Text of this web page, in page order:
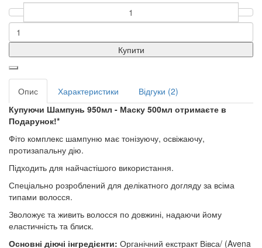
Купити
Опис Характеристики
Відгуки (2)
Купуючи Шампунь 950мл - Маску 500мл отримаєте в
Подарунок!*
Фіто комплекс шампуню має тонізуючу, освіжаючу,
протизапальну дію.
Підходить для найчастішого використання.
Спеціально розроблений для делікатного догляду за всіма
типами волосся.
Зволожує та живить волосся по довжині, надаючи йому
еластичність та блиск.
Основні діючі інгредієнти: Органічний екстракт Вівса/ (Avena